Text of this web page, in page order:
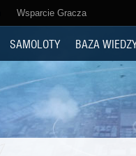
Wsparcie Gracza
SAMOLOTY BAZA